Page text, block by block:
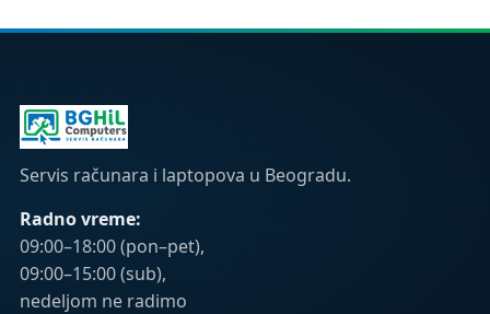
Servis računara i laptopova u Beogradu.
Radno vreme:
09:00–18:00 (pon–pet),
09:00–15:00 (sub),
nedeljom ne radimo